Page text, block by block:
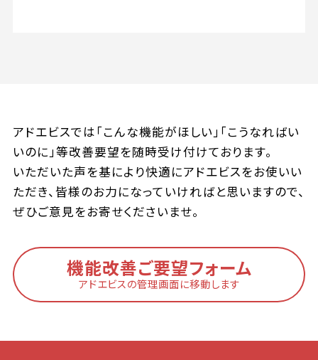
アドエビスでは「こんな機能がほしい」「こうなればい
いのに」等改善要望を随時受け付けております。
いただいた声を基により快適にアドエビスをお使いい
ただき、皆様のお力になっていければと思いますので、
ぜひご意見をお寄せくださいませ。
機能改善ご要望フォーム
アドエビスの管理画面に移動します